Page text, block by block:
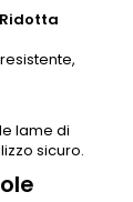
lame di
sicuro.